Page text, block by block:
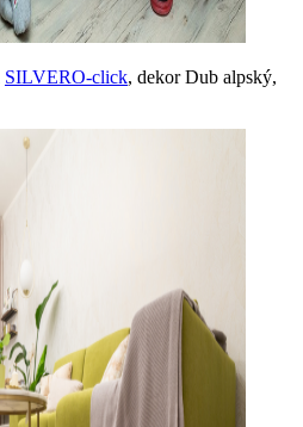
SILVERO-click, dekor Dub alpský,